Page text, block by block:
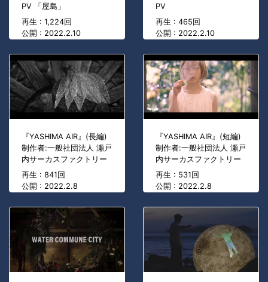
PV 「屋島」
再生 : 1,224回
公開 : 2022.2.10
PV
再生 : 465回
公開 : 2022.2.10
『YASHIMA AIR』(長編)
制作者:一般社団法人 瀬戸
内サーカスファクトリー
再生 : 841回
公開 : 2022.2.8
『YASHIMA AIR』(短編)
制作者:一般社団法人 瀬戸
内サーカスファクトリー
再生 : 531回
公開 : 2022.2.8